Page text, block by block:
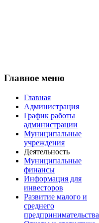
Главное меню
Главная
Администрация
График работы
администрации
Муниципальные
учреждения
Деятельность
Муниципальные
финансы
Информация для
инвесторов
Развитие малого и
среднего
предпринимательства